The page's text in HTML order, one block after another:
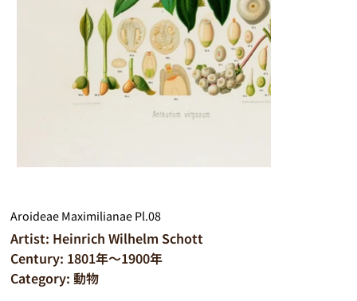
Aroideae Maximilianae Pl.08
Artist: Heinrich Wilhelm Schott
Century: 1801年～1900年
Category: 動物